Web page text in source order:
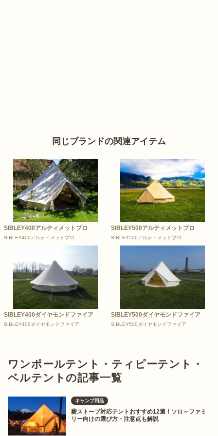
同じブランドの関連アイテム
SIBLEY400アルティメットプロ
SIBLEY400アルティメットプロ
SIBLEY500アルティメットプロ
SIBLEY500アルティメットプロ
SIBLEY400ダイヤモンドファイア
SIBLEY400ダイヤモンドファイア
SIBLEY500ダイヤモンドファイア
SIBLEY500ダイヤモンドファイア
ワンポールテント・ティピーテント・
ベルテントの記事一覧
キャンプ用品
薪ストーブ対応テントおすすめ12選！ソロ～ファミ
リー向けの選び方・注意点も解説